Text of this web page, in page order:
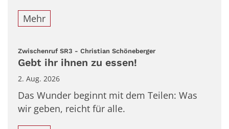
Mehr
Zwischenruf SR3 - Christian Schöneberger:
Gebt ihr ihnen zu essen!
2. Aug. 2026
Das Wunder beginnt mit dem Teilen: Was
wir geben, reicht für alle.